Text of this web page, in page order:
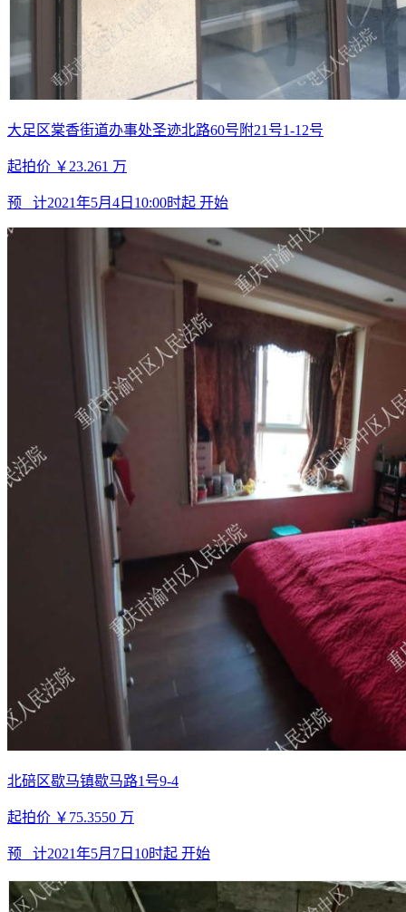
大足区棠香街道办事处圣迹北路60号附21号1-12号
起拍价 ￥23.261 万
预 计2021年5月4日10:00时起 开始
北碚区歇马镇歇马路1号9-4
起拍价 ￥75.3550 万
预 计2021年5月7日10时起 开始